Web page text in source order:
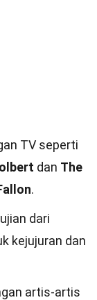
TV seperti
dan The
.
dari
kejujuran dan
artis-artis